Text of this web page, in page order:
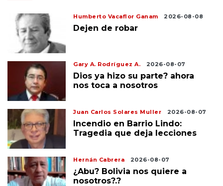
Humberto Vacaflor Ganam 2026-08-08
Dejen de robar
Gary A. Rodríguez A. 2026-08-07
Dios ya hizo su parte? ahora
nos toca a nosotros
Juan Carlos Solares Muller 2026-08-07
Incendio en Barrio Lindo:
Tragedia que deja lecciones
Hernán Cabrera 2026-08-07
¿Abu? Bolivia nos quiere a
nosotros?.?